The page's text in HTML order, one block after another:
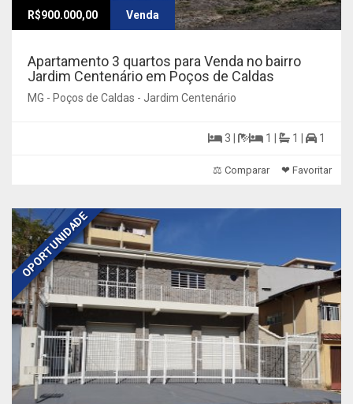
R$900.000,00 Venda
Apartamento 3 quartos para Venda no bairro
Jardim Centenário em Poços de Caldas
MG - Poços de Caldas - Jardim Centenário
3 | 1 | 1 | 1
⚖ Comparar ❤ Favoritar
OPORTUNIDADE